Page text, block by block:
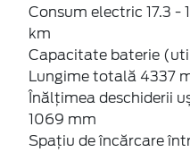
Consum electric 17.3 -
km
Capacitate baterie
Lungime totală 4337
Înălțimea deschiderii
1069 mm
Spațiu de încărcare